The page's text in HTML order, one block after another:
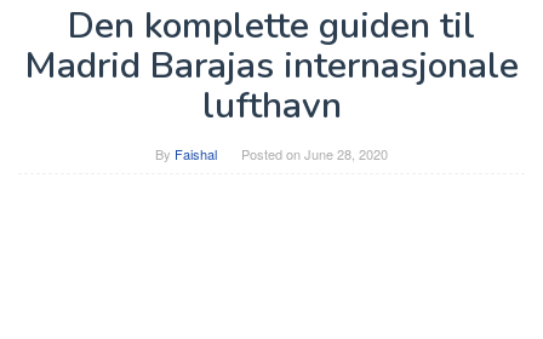
Den komplette guiden til
Madrid Barajas internasjonale
lufthavn
By Faishal Posted onJune 28, 2020